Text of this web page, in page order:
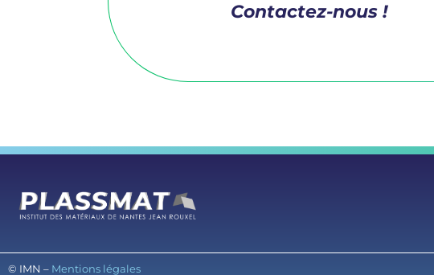
Contactez-nous !
© IMN – Mentions légales